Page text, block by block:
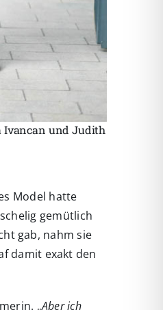
Ivancan und Judith
Model hatte
gemütlich
gab, nahm sie
damit exakt den
„Aber ich